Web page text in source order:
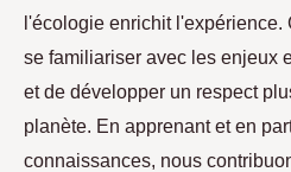
l'écologie enrichit l'expérience.
se familiariser avec les enjeux
et de développer un respect
planète. En apprenant et en
connaissances, nous